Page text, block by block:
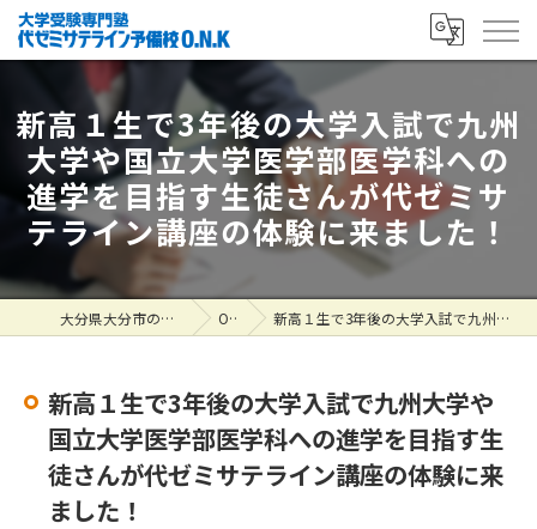
新高１生で3年後の大学入試で九州
大学や国立大学医学部医学科への
進学を目指す生徒さんが代ゼミサ
テライン講座の体験に来ました！
大分県大分市の塾なら大学受験専門塾 代ゼミサテライン予備校O.N.K ONK掲示板 新高１生で3年後の大学入試で九州大学や国立大学医学部医学科への進学を目指す生徒さんが代ゼミサテライン講座の体験に来ました！
新高１生で3年後の大学入試で九州大学や
国立大学医学部医学科への進学を目指す生
徒さんが代ゼミサテライン講座の体験に来
ました！